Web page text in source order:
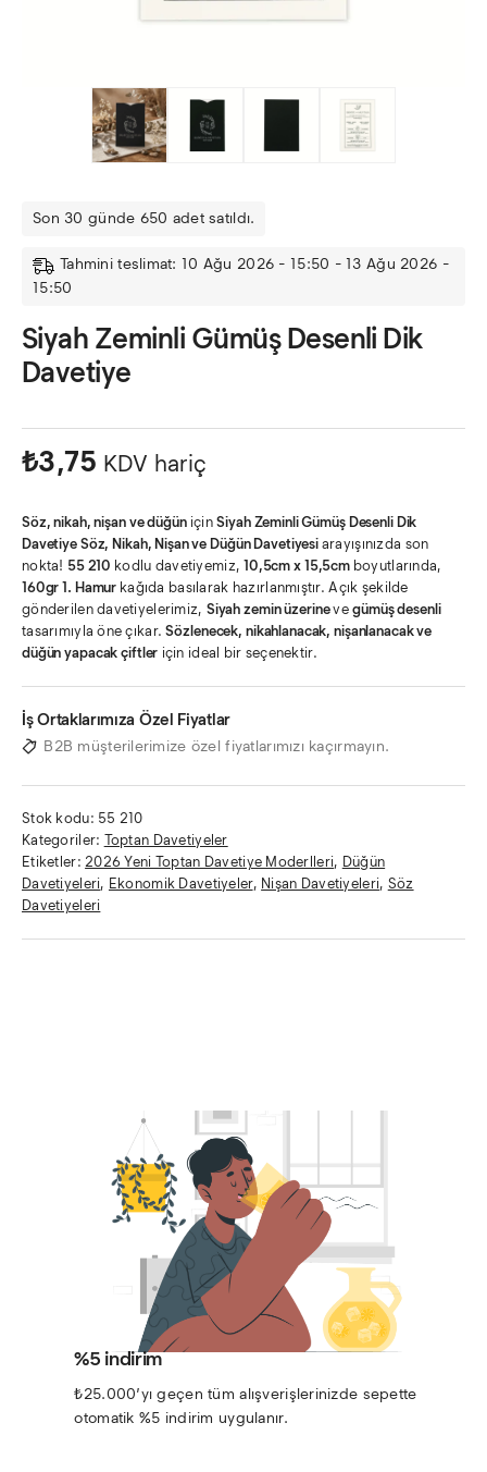
Son 30 günde 650 adet satıldı.
Tahmini teslimat: 10 Ağu 2026 - 15:50 - 13 Ağu 2026 -
15:50
Siyah Zeminli Gümüş Desenli Dik
Davetiye
₺3,75 KDV hariç
Söz, nikah, nişan ve düğüniçinSiyah Zeminli Gümüş Desenli Dik
DavetiyeSöz, Nikah, Nişan ve Düğün Davetiyesi arayışınızda son
nokta! 55 210 kodlu davetiyemiz, 10,5cm x 15,5cm boyutlarında,
160gr 1. Hamur kağıda basılarak hazırlanmıştır. Açık şekilde
gönderilen davetiyelerimiz, Siyah zemin üzerinevegümüş desenli
tasarımıyla öne çıkar.Sözlenecek, nikahlanacak, nişanlanacak ve
düğün yapacak çiftler için ideal bir seçenektir.
İş Ortaklarımıza Özel Fiyatlar
B2B müşterilerimize özel fiyatlarımızı kaçırmayın.
Stok kodu: 55 210
Kategoriler: Toptan Davetiyeler
Etiketler:2026 Yeni Toptan Davetiye Moderlleri, Düğün
Davetiyeleri, Ekonomik Davetiyeler, Nişan Davetiyeleri, Söz
Davetiyeleri
%5 indirim
₺25.000’yı geçen tüm alışverişlerinizde sepette
otomatik %5 indirim uygulanır.